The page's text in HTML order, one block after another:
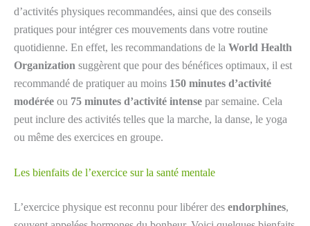
d’activités physiques recommandées, ainsi que des conseils
pratiques pour intégrer ces mouvements dans votre routine
quotidienne. En effet, les recommandations de la World Health
Organization suggèrent que pour des bénéfices optimaux, il est
recommandé de pratiquer au moins 150 minutes d’activité
modérée ou 75 minutes d’activité intense par semaine. Cela
peut inclure des activités telles que la marche, la danse, le yoga
ou même des exercices en groupe.
Les bienfaits de l’exercice sur la santé mentale
L’exercice physique est reconnu pour libérer des endorphines,